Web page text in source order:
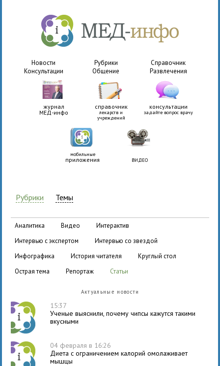
Новости Рубрики
Справочник
Консультации
Общение Развлечения
журнал
МЕД-инфо
справочник
лекарств и
учреждений
консультации
задайте вопрос врачу
мобильные
приложения ВИДЕО
Рубрики Темы
аналитика видео
интерактив
интервью с экспертом
интервью со звездой
инфографика
история читателя
круглый стол
острая тема
репортаж статьи
Актуальные новости
15:37
Ученые выяснили, почему чипсы кажутся такими
вкусными
04 февраля в 16:26
Диета с ограничением калорий омолаживает
мышцы